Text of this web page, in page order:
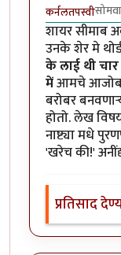
कर्नलतपस्वी
शायर सीमाब
उनके शेर मे
के लाई थी
मेंआमचे
बरोबर
होतो. लेख
नाष्ट्या मधे
'खरेच की!'
प्रतिसाद